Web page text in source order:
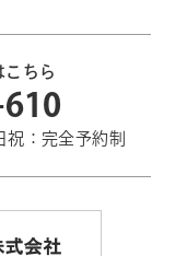
こちら
：完全予約制